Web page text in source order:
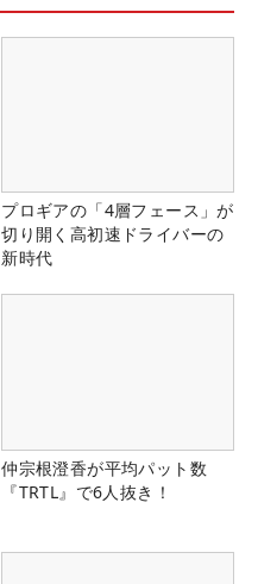
プロギアの「4層フェース」が
切り開く高初速ドライバーの
新時代
仲宗根澄香が平均パット数
『TRTL』で6人抜き！